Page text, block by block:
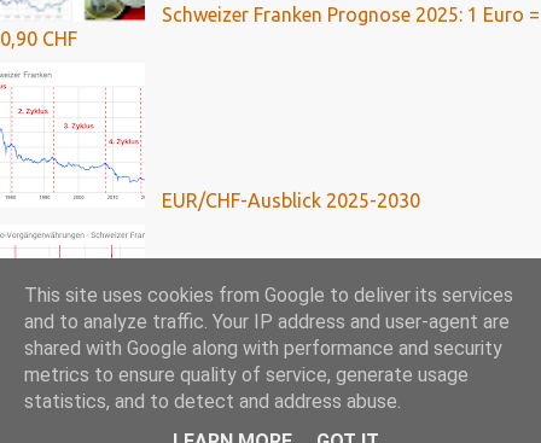
Schweizer Franken Prognose 2025: 1 Euro =
0,90 CHF
EUR/CHF-Ausblick 2025-2030
Franken-Kredite: Umfassende Analyse mit
Ausblick bis 2024
This site uses cookies from Google to deliver its services
and to analyze traffic. Your IP address and user-agent are
shared with Google along with performance and security
metrics to ensure quality of service, generate usage
statistics, and to detect and address abuse.